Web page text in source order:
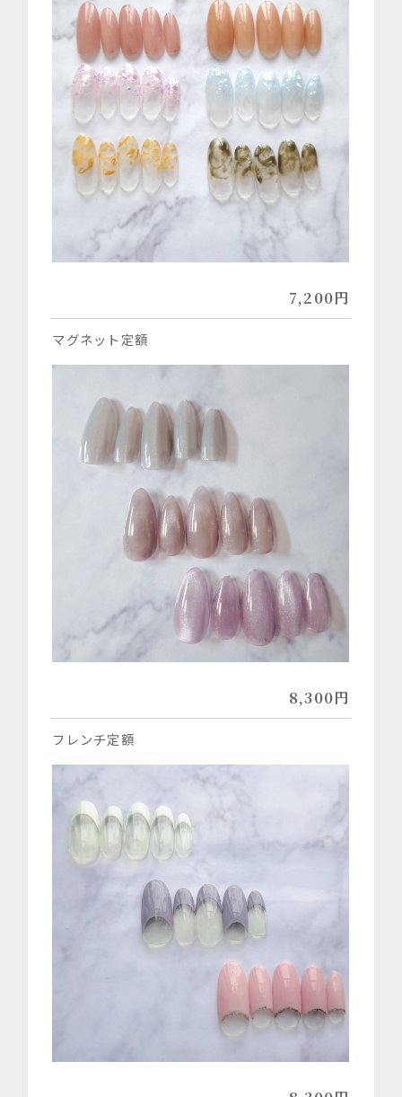
7,200円
マグネット定額
8,300円
フレンチ定額